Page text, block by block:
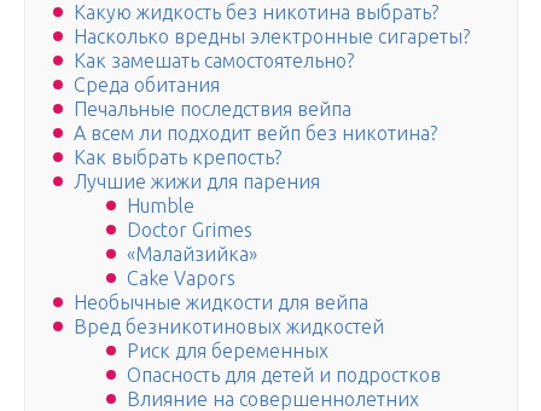
Какую жидкость без никотина выбрать?
Насколько вредны электронные сигареты?
Как замешать самостоятельно?
Среда обитания
Печальные последствия вейпа
А всем ли подходит вейп без никотина?
Как выбрать крепость?
Лучшие жижи для парения
Humble
Doctor Grimes
«Малайзийка»
Cake Vapors
Необычные жидкости для вейпа
Вред безникотиновых жидкостей
Риск для беременных
Опасность для детей и подростков
Влияние на совершеннолетних